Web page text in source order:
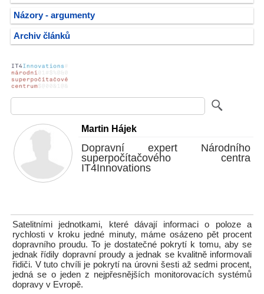
Názory - argumenty
Archiv článků
Martin Hájek
Dopravní expert Národního
superpočítačového centra
IT4Innovations
Satelitními jednotkami, které dávají informaci o poloze a
rychlosti v kroku jedné minuty, máme osázeno pět procent
dopravního proudu. To je dostatečné pokrytí k tomu, aby se
jednak řídily dopravní proudy a jednak se kvalitně informovali
řidiči. V tuto chvíli je pokrytí na úrovni šesti až sedmi procent,
jedná se o jeden z nejpřesnějších monitorovacích systémů
dopravy v Evropě.